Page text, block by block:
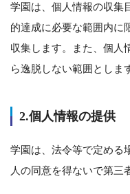
学園は、個人情報の収集
的達成に必要な範囲内に
収集します。また、個人
ら逸脱しない範囲としま
2.個人情報の提供
学園は、法令等で定める
人の同意を得ないで第三